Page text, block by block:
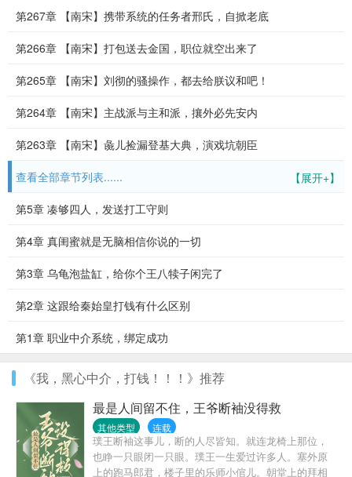
第267章 【南宋】携带系统的任务者邢氏，自掀老底
第266章 【南宋】打包送去金国，职位就空出来了
第265章 【南宋】刘彻的骚操作，都去给朕议和吧！
第264章 【南宋】主战派与主和派，攘外必先安内
第263章 【南宋】彘儿捡漏登基大典，演戏坑朝臣
【展开+】
查看全部章节列表......
第5章 凑够四人，发送打工守则
第4章 真闺蜜就是无脑相信你说的一切
第3章 乌龟泡盐缸，给你个王八犊子闲完了
第2章 这跟给秦始皇打钱有什么区别
第1章 职业中介系统，绑定成功
《我，黑心中介，打钱！！！》推荐
最是人间留不住，王爷断袖没得救
其他类型 连载
璞王断袖这事儿，断的人尽皆知。就连龙椅上那位，
也睁一只眼闭一只眼。璞王一生爱过许多人。塞外原
上的跑马郎君，楼子里的乐师小倌儿。朝堂上的拜相